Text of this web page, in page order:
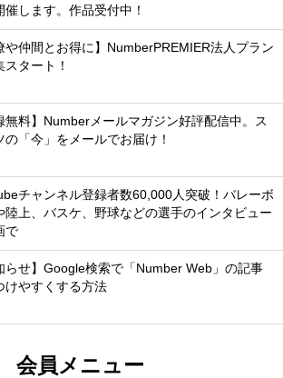
催します。作品受付中！
や仲間とお得に】NumberPREMIER法人プラン
スタート！
無料】Numberメールマガジン好評配信中。ス
の「今」をメールでお届け！
チャンネル登録者数60,000人突破！バレーボ
陸上、バスケ、野球などの選手のインタビュー
で
らせ】Google検索で「Number Web」の記事
けやすくする方法
会員メニュー